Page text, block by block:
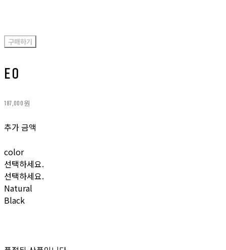
구매하기
EO
187,000원
추가 금액
color
선택하세요.
선택하세요.
Natural
Black